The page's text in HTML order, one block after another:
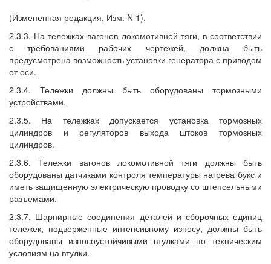
(Измененная редакция, Изм. N 1).
2.3.3. На тележках вагонов локомотивной тяги, в соответствии
с требованиями рабочих чертежей, должна быть
предусмотрена возможность установки генератора с приводом
от оси.
2.3.4. Тележки должны быть оборудованы тормозными
устройствами.
2.3.5. На тележках допускается установка тормозных
цилиндров и регуляторов выхода штоков тормозных
цилиндров.
2.3.6. Тележки вагонов локомотивной тяги должны быть
оборудованы датчиками контроля температуры нагрева букс и
иметь защищенную электрическую проводку со штепсельными
разъемами.
2.3.7. Шарнирные соединения деталей и сборочных единиц
тележек, подверженные интенсивному износу, должны быть
оборудованы износоустойчивыми втулками по техническим
условиям на втулки.